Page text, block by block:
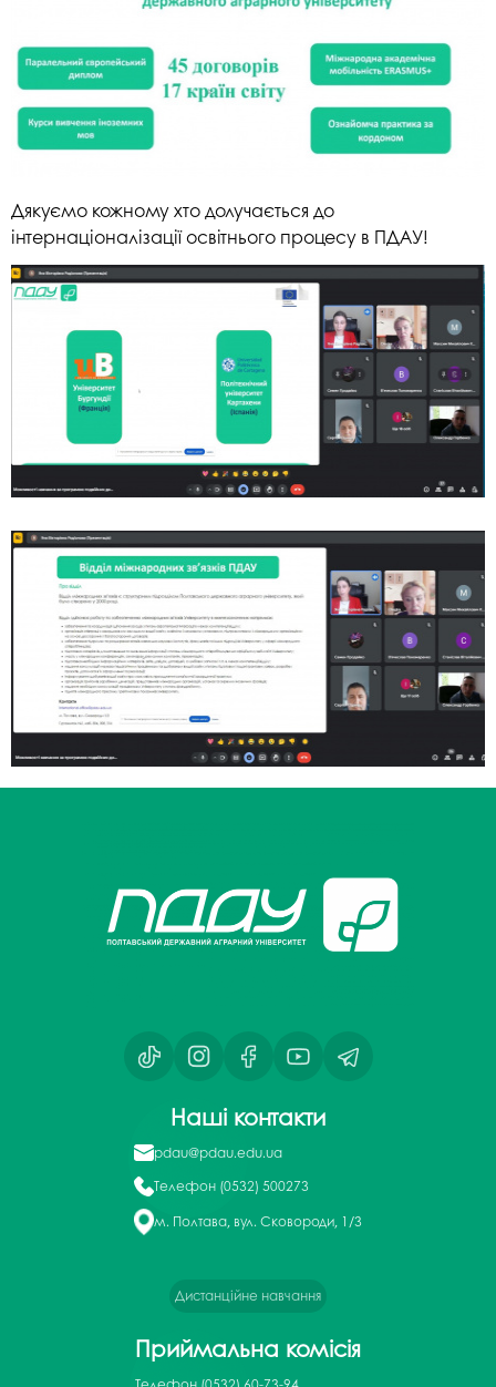
Дякуємо кожному хто долучається до
інтернаціоналізації освітнього процесу в ПДАУ!
Наші контакти
pdau@pdau.edu.ua
Телефон (0532) 500273
м. Полтава, вул. Сковороди, 1/3
Дистанційне навчання
Приймальна комісія